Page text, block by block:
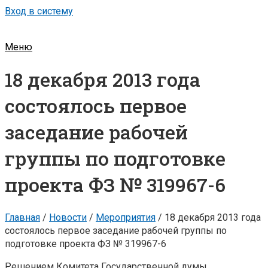
Вход в систему
Меню
18 декабря 2013 года
состоялось первое
заседание рабочей
группы по подготовке
проекта ФЗ № 319967-6
Главная / Новости / Мероприятия / 18 декабря 2013 года
состоялось первое заседание рабочей группы по
подготовке проекта ФЗ № 319967-6